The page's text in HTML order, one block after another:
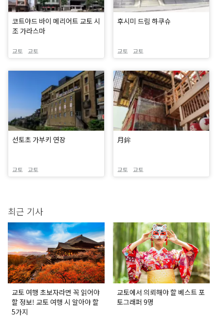
코트야드 바이 메리어트 교토 시
조 가라스마
교토 교토
후시미 드림 햐쿠슈
교토 교토
선토초 가부키 연장
교토 교토
月鉾
교토 교토
최근 기사
교토 여행 초보자라면 꼭 읽어야
할 정보! 교토 여행 시 알아야 할
5가지
교토에서 의뢰해야 할 베스트 포
토그래퍼 9명